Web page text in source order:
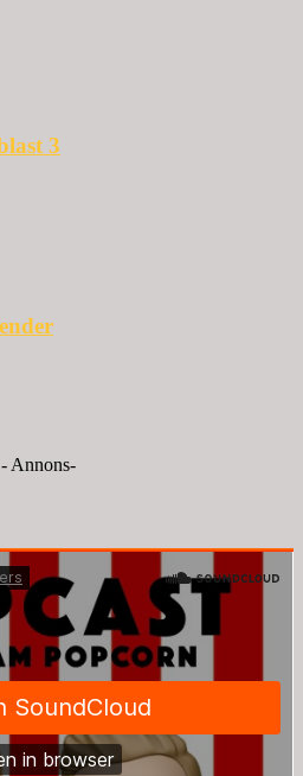
3
- Annons-